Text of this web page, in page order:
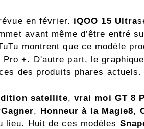
en février. iQOO 15 Ultra
avant même d’être entré
montrent que ce modèle
Pro +. D'autre part, le
des produits phares actuels.
satellite, vrai moi GT 8
, Honneur à la Magie8,
lieu. Huit de ces modèles